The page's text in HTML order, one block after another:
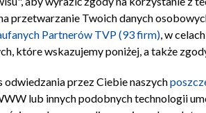
przetwarzanie Twoich danych
Partnerów TVP (93 firm), w
które wskazujemy poniżej, a także
przez Ciebie naszych
lub innych podobnych technologii